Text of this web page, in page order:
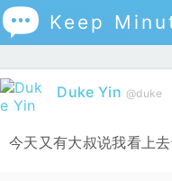
 Keep
Duke Yin @duke
今天又有大叔说我看上